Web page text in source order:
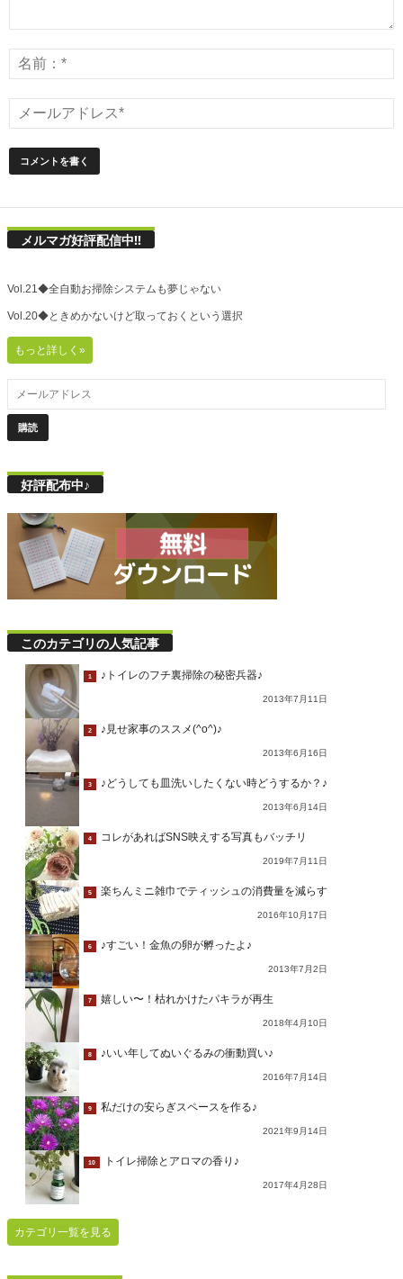
メルマガ好評配信中!!
Vol.21◆全自動お掃除システムも夢じゃない
Vol.20◆ときめかないけど取っておくという選択
もっと詳しく»
好評配布中♪
このカテゴリの人気記事
1 ♪トイレのフチ裏掃除の秘密兵器♪
2013年7月11日
2 ♪見せ家事のススメ(^o^)♪
2013年6月16日
3 ♪どうしても皿洗いしたくない時どうするか？♪
2013年6月14日
4 コレがあればSNS映えする写真もバッチリ
2019年7月11日
5 楽ちんミニ雑巾でティッシュの消費量を減らす
2016年10月17日
6 ♪すごい！金魚の卵が孵ったよ♪
2013年7月2日
7 嬉しい〜！枯れかけたパキラが再生
2018年4月10日
8 ♪いい年してぬいぐるみの衝動買い♪
2016年7月14日
9 私だけの安らぎスペースを作る♪
2021年9月14日
10 トイレ掃除とアロマの香り♪
2017年4月28日
カテゴリ一覧を見る